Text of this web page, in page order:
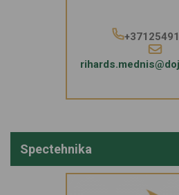
Spectehnika